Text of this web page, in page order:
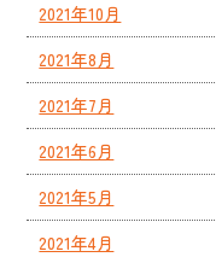
2021年10月
2021年8月
2021年7月
2021年6月
2021年5月
2021年4月